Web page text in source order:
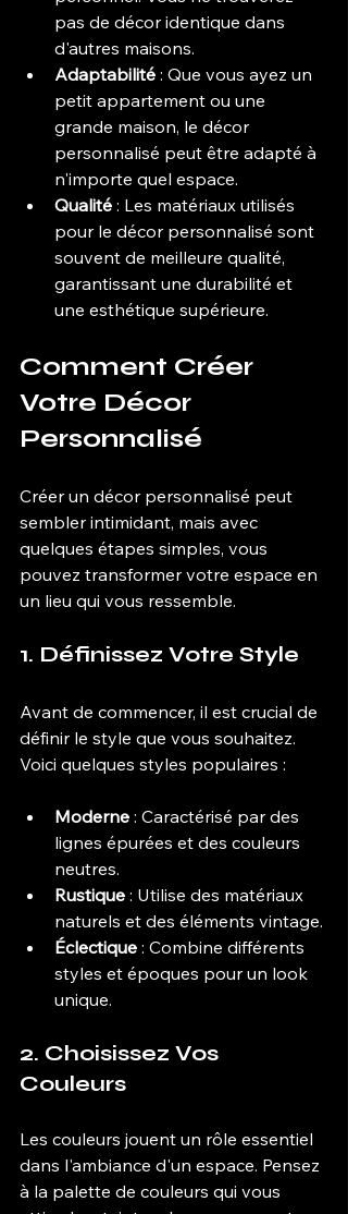
pas de décor identique dans
d'autres maisons.
Adaptabilité : Que vous ayez un
petit appartement ou une
grande maison, le décor
personnalisé peut être adapté à
n'importe quel espace.
Qualité : Les matériaux utilisés
pour le décor personnalisé sont
souvent de meilleure qualité,
garantissant une durabilité et
une esthétique supérieure.
Comment Créer
Votre Décor
Personnalisé
Créer un décor personnalisé peut
sembler intimidant, mais avec
quelques étapes simples, vous
pouvez transformer votre espace en
un lieu qui vous ressemble.
1. Définissez Votre Style
Avant de commencer, il est crucial de
définir le style que vous souhaitez.
Voici quelques styles populaires :
Moderne : Caractérisé par des
lignes épurées et des couleurs
neutres.
Rustique : Utilise des matériaux
naturels et des éléments vintage.
Éclectique : Combine différents
styles et époques pour un look
unique.
2. Choisissez Vos
Couleurs
Les couleurs jouent un rôle essentiel
dans l'ambiance d'un espace. Pensez
à la palette de couleurs qui vous